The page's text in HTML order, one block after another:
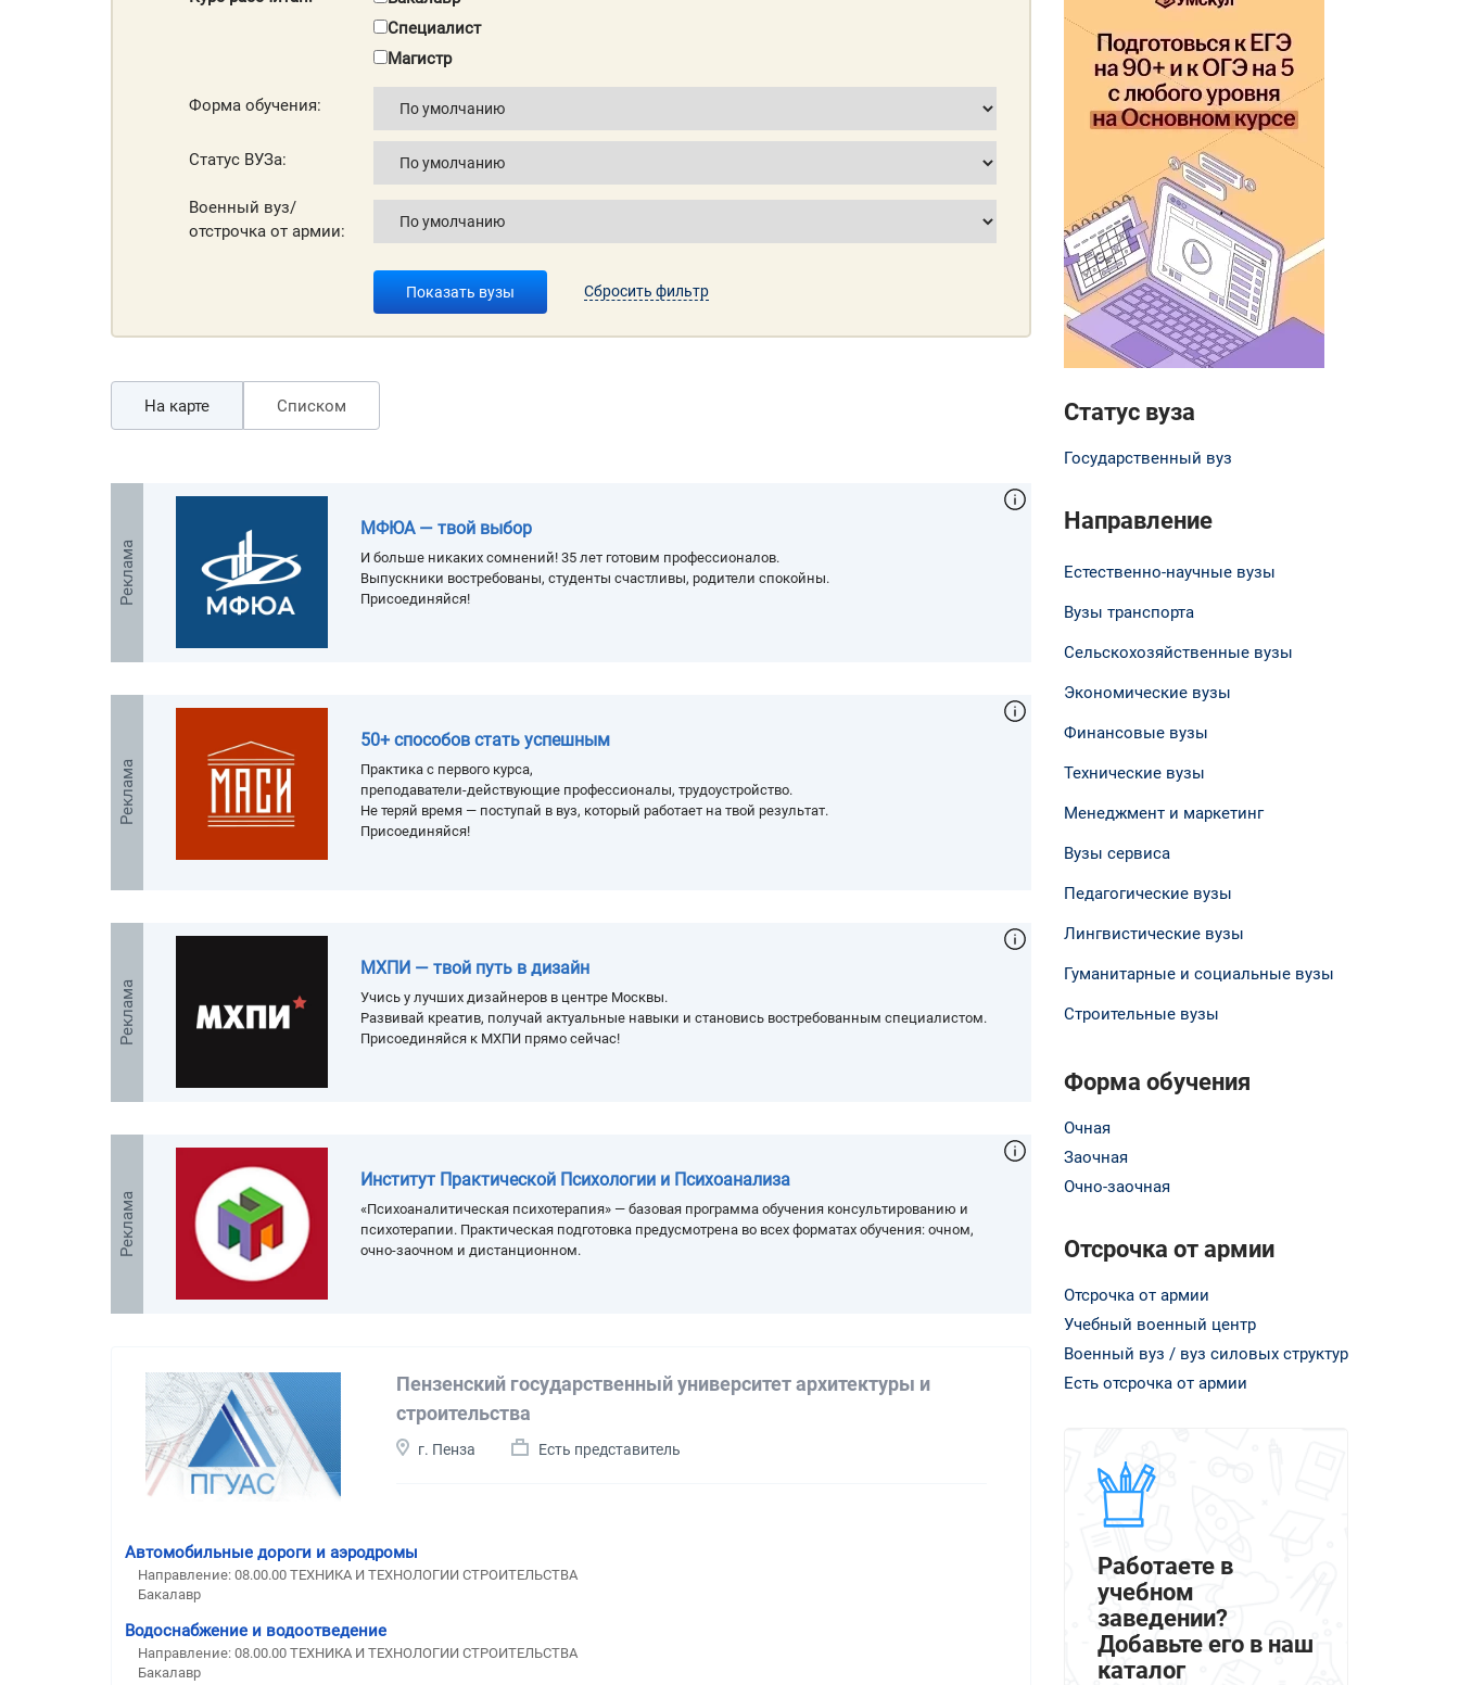
Специалист
Магистр
Форма обучения:
Статус ВУЗа:
Военный вуз/
отстрочка от армии:
Показать вузы Сбросить фильтр
На карте Списком
Реклама
МФЮА — твой выбор
И больше никаких сомнений! 35 лет готовим профессионалов.
Выпускники востребованы, студенты счастливы, родители спокойны.
Присоединяйся!
Реклама
50+ способов стать успешным
Практика с первого курса,
преподаватели-действующие профессионалы, трудоустройство.
Не теряй время — поступай в вуз, который работает на твой результат.
Присоединяйся!
Реклама
МХПИ — твой путь в дизайн
Учись у лучших дизайнеров в центре Москвы.
Развивай креатив, получай актуальные навыки и становись востребованным специалистом.
Присоединяйся к МХПИ прямо сейчас!
Реклама
Институт Практической Психологии и Психоанализа
«Психоаналитическая психотерапия» — базовая программа обучения консультированию и
психотерапии. Практическая подготовка предусмотрена во всех форматах обучения: очном,
очно-заочном и дистанционном.
Пензенский государственный университет архитектуры и
строительства
г. Пенза Есть представитель
Автомобильные дороги и аэродромы
Направление: 08.00.00 ТЕХНИКА И ТЕХНОЛОГИИ СТРОИТЕЛЬСТВА
Бакалавр
Водоснабжение и водоотведение
Направление: 08.00.00 ТЕХНИКА И ТЕХНОЛОГИИ СТРОИТЕЛЬСТВА
Бакалавр
Статус вуза
Государственный вуз
Направление
Естественно-научные вузы
Вузы транспорта
Сельскохозяйственные вузы
Экономические вузы
Финансовые вузы
Технические вузы
Менеджмент и маркетинг
Вузы сервиса
Педагогические вузы
Лингвистические вузы
Гуманитарные и социальные вузы
Строительные вузы
Форма обучения
Очная
Заочная
Очно-заочная
Отсрочка от армии
Отсрочка от армии
Учебный военный центр
Военный вуз / вуз силовых структур
Есть отсрочка от армии
Работаете в
учебном
заведении?
Добавьте его в наш
каталог